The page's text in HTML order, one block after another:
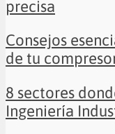
precisa
Consejos
de tu
8 sectores
Ingeniería